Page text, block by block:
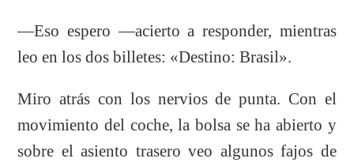
—Eso espero —acierto a responder, mientras
leo en los dos billetes: «Destino: Brasil».
Miro atrás con los nervios de punta. Con el
movimiento del coche, la bolsa se ha abierto y
sobre el asiento trasero veo algunos fajos de